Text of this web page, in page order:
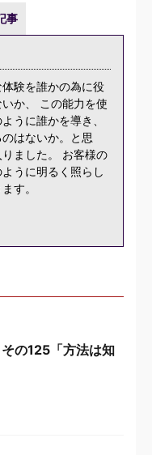
事
験を誰かの為に役
か、 この能力を使
うに誰かを導き、
はないか。と思
ました。 お客様の
うに明るく照らし
す。
の125「方法は知